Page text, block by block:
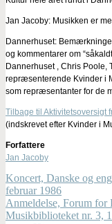
Jan Jacoby: Musikken er
Dannerhuset:
og kommentarer om
Dannerhuset , Chris Poole,
repræsenterende Kvinder i
som repræsentanter for de
Tilbage til Aktivitetsoversigt
(indskrevet efter Kvinder i
Forfattere
Jan Jacoby
Koncert, Danske og
februar 1986
Anmeldelse, Forum
Musikbiblioteket nr. 3,